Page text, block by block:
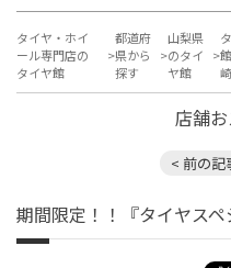
タイヤ・ホイ
ール専門店の
タイヤ館
都道府
県から
探す
山梨県
のタイ
ヤ館
店舗
< 前の記
期間限定！！『タイヤス